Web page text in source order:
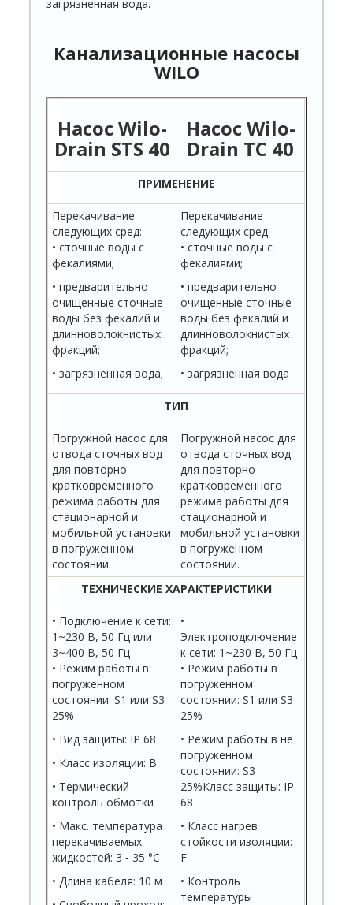
загрязненная вода.
Канализационные насосы
WILO
Насос Wilo-
Drain STS 40
Насос Wilo-
Drain TC 40
ПРИМЕНЕНИЕ
Перекачивание
следующих сред:
• сточные воды с
фекалиями;
• предварительно
очищенные сточные
воды без фекалий и
длинноволокнистых
фракций;
• загрязненная вода;
Перекачивание
следующих сред:
• сточные воды с
фекалиями;
• предварительно
очищенные сточные
воды без фекалий и
длинноволокнистых
фракций;
• загрязненная вода
ТИП
Погружной насос для
отвода сточных вод
для повторно-
кратковременного
режима работы для
стационарной и
мобильной установки
в погруженном
состоянии.
Погружной насос для
отвода сточных вод
для повторно-
кратковременного
режима работы для
стационарной и
мобильной установки
в погруженном
состоянии.
ТЕХНИЧЕСКИЕ ХАРАКТЕРИСТИКИ
• Подключение к сети:
1~230 В, 50 Гц или
3~400 В, 50 Гц
• Режим работы в
погруженном
состоянии: S1 или S3
25%
• Вид защиты: IP 68
• Класс изоляции: B
• Термический
контроль обмотки
• Макс. температура
перекачиваемых
жидкостей: 3 ‐ 35 °C
• Длина кабеля: 10 м
•
Электроподключение
к сети: 1~230 В, 50 Гц
• Режим работы в
погруженном
состоянии: S1 или S3
25%
• Режим работы в не
погруженном
состоянии: S3
25%Класс защиты: IP
68
• Класс нагрев
стойкости изоляции:
F
• Контроль
температуры